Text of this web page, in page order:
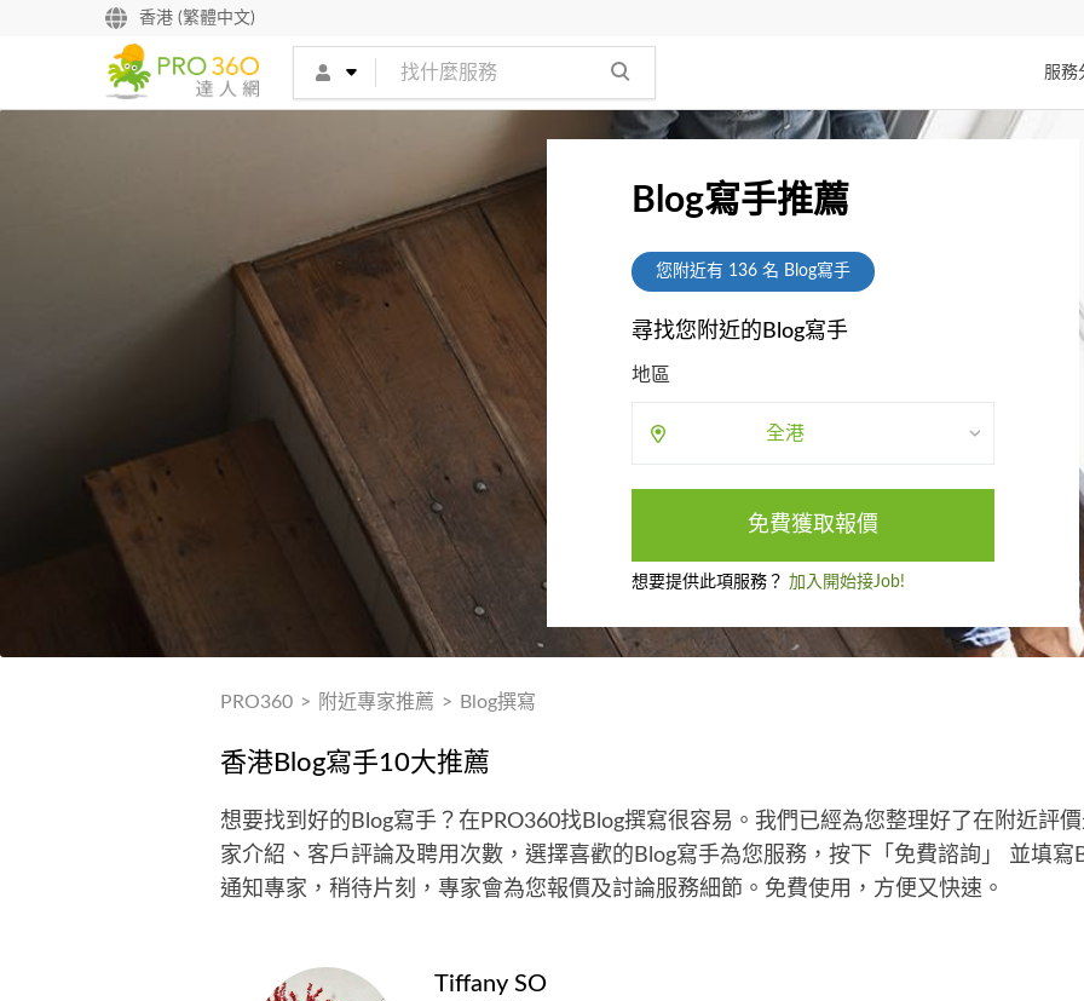
香港 (繁體中文)
服務
Blog寫手推薦
您附近有 136名 Blog寫手
尋找您附近的Blog寫手
地區
全港
免費獲取報價
想要提供此項服務？ 加入開始接Job!
PRO360 > 附近專家推薦 > Blog撰寫
香港Blog寫手10大推薦
想要找到好的Blog寫手？在PRO360找Blog撰寫很容易。我們已經為您整理好了在附近評
家介紹、客戶評論及聘用次數，選擇喜歡的Blog寫手為您服務，按下「免費諮詢」 並填
通知專家，稍待片刻，專家會為您報價及討論服務細節。免費使用，方便又快速。
Tiffany SO